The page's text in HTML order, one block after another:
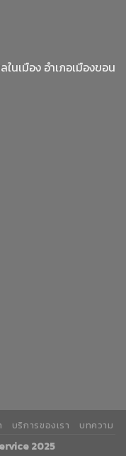
เมือง อำเภอเมืองขอน
บริการของเรา บทความ
2025